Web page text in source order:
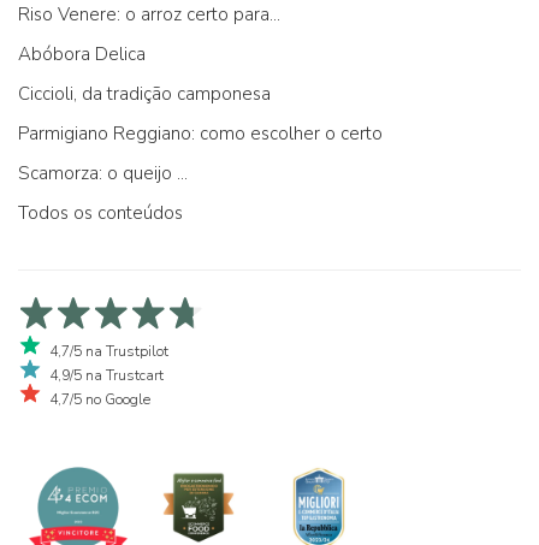
Riso Venere: o arroz certo para...
Abóbora Delica
Ciccioli, da tradição camponesa
Parmigiano Reggiano: como escolher o certo
Scamorza: o queijo ...
Todos os conteúdos
4,7/5 na Trustpilot
4,9/5 na Trustcart
4,7/5 no Google